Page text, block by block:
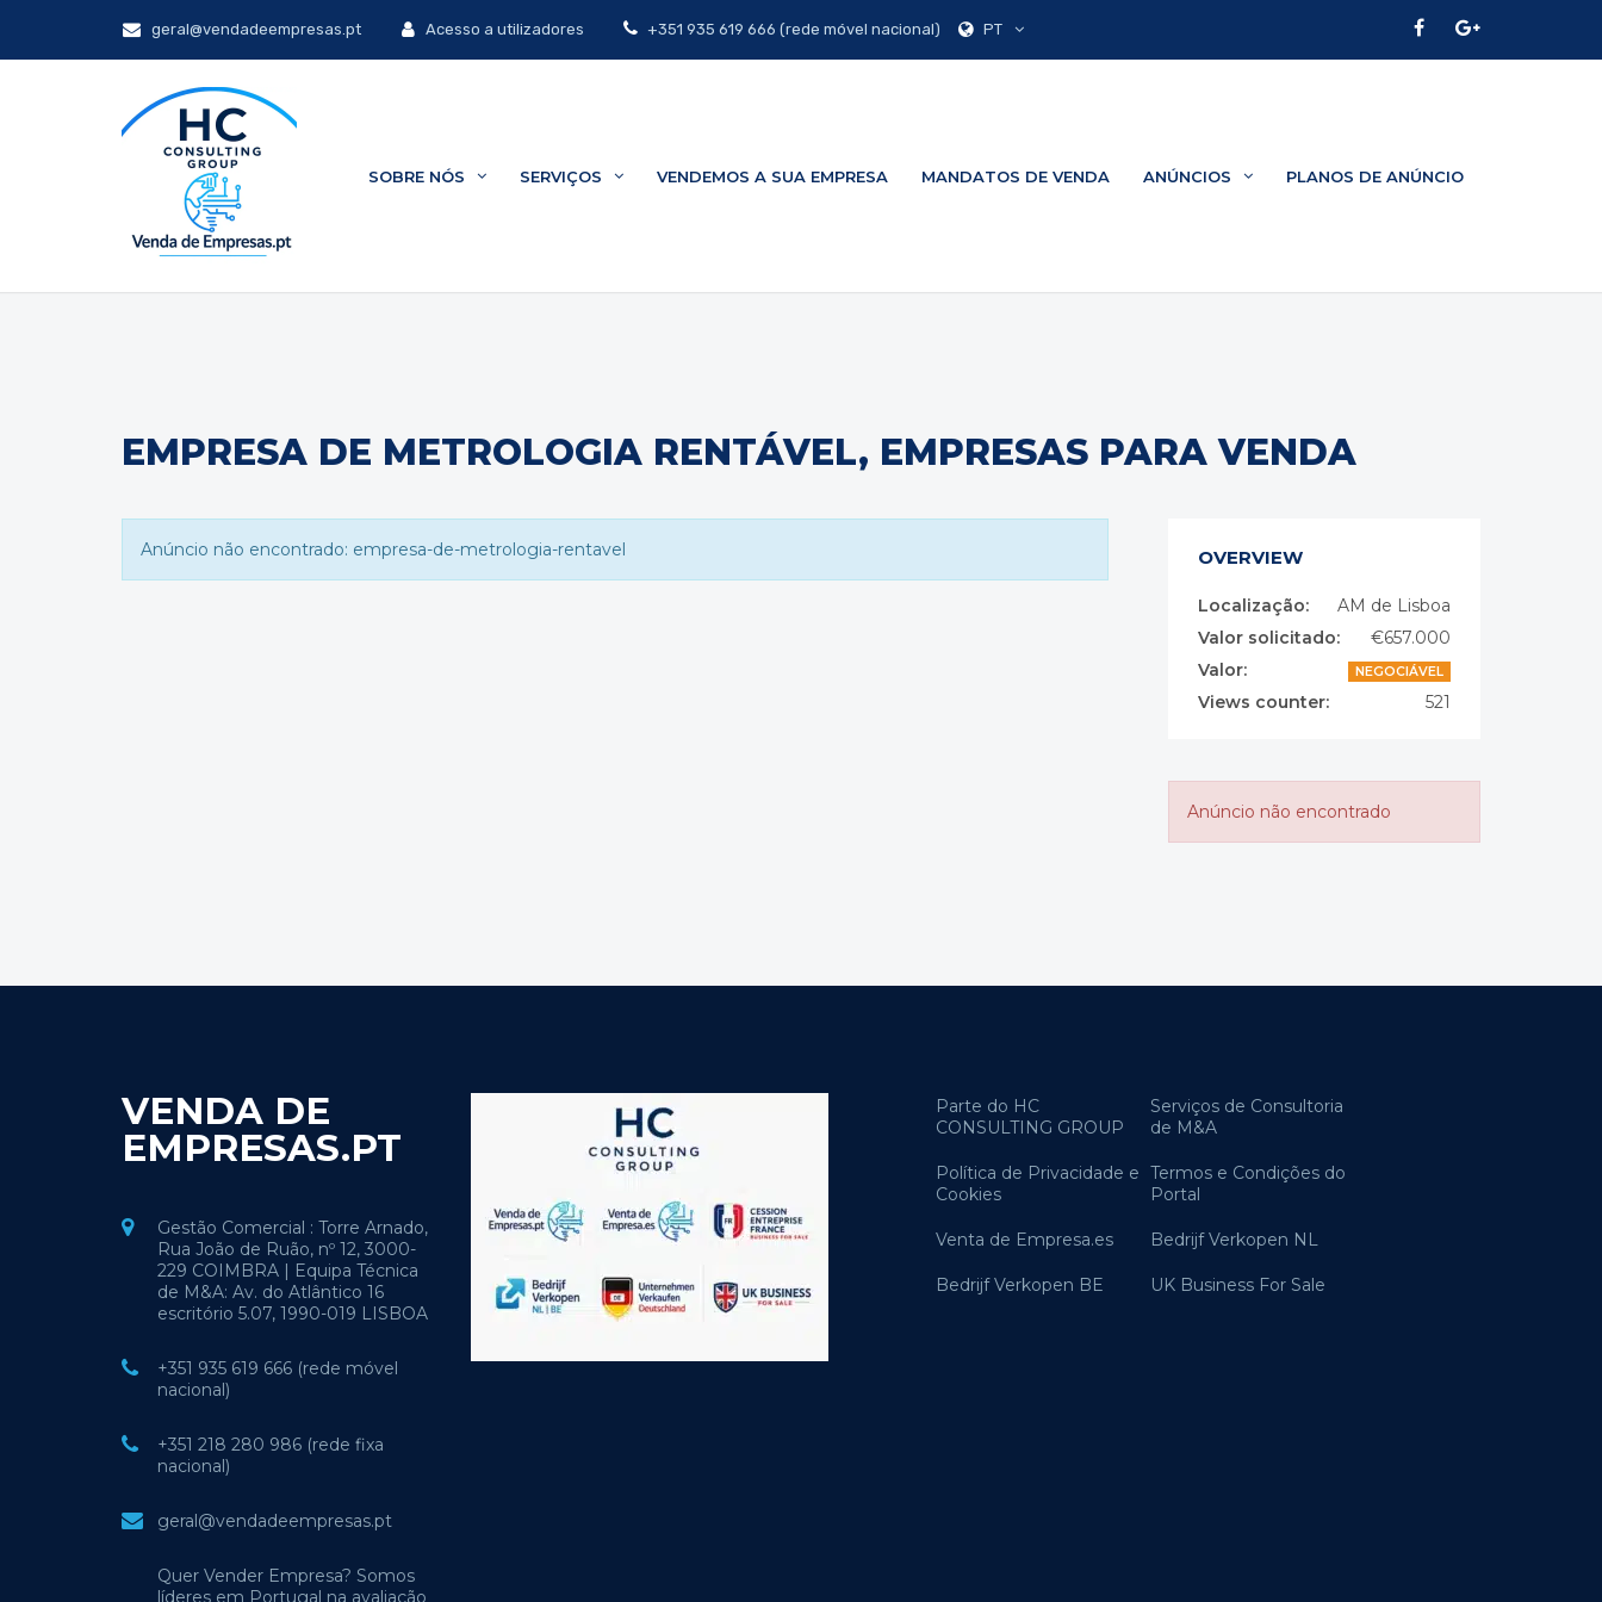
geral@vendadeempresas.pt Acesso a utilizadores PT
+351 935 619 666 (rede móvel nacional)
SOBRE NÓS SERVIÇOS VENDEMOS A SUA EMPRESA MANDATOS DE VENDA ANÚNCIOS PLANOS DE ANÚNCIO
EMPRESA DE METROLOGIA RENTÁVEL, EMPRESAS PARA VENDA
Anúncio não encontrado: empresa-de-metrologia-rentavel OVERVIEW
Localização:
AM de Lisboa
Valor solicitado:
€657.000
Valor:
NEGOCIÁVEL
Views counter: 521
Anúncio não encontrado
VENDA DE
EMPRESAS.PT
Gestão Comercial : Torre Arnado,
Rua João de Ruão, nº 12, 3000-
229 COIMBRA | Equipa Técnica
de M&A: Av. do Atlântico 16
escritório 5.07, 1990-019 LISBOA
+351 935 619 666 (rede móvel
nacional)
+351 218 280 986 (rede fixa
nacional)
geral@vendadeempresas.pt
Quer Vender Empresa? Somos
líderes em Portugal na avaliação
Parte do HC
CONSULTING GROUP
Serviços de Consultoria
de M&A
Política de Privacidade e
Cookies
Termos e Condições do
Portal
Venta de Empresa.es Bedrijf Verkopen NL
Bedrijf Verkopen BE UK Business For Sale